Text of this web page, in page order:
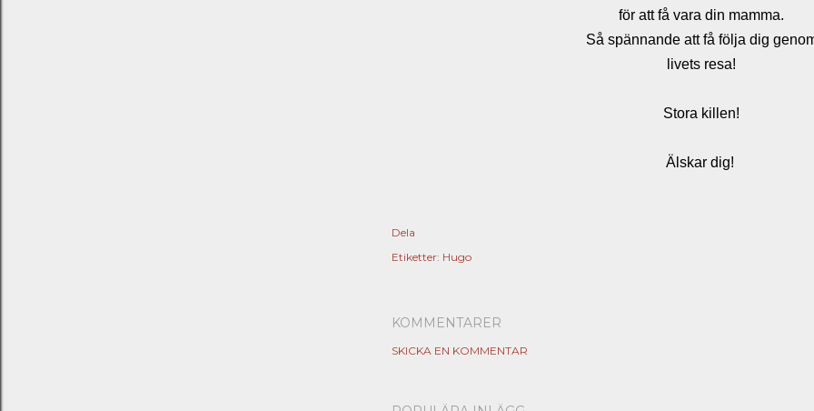
för att få vara din mamma.
Så spännande att få följa dig
livets resa!
Stora killen!
Älskar dig!
Dela
Etiketter: Hugo
KOMMENTARER
SKICKA EN KOMMENTAR